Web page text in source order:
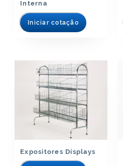
Interna
Iniciar cotação
Expositores Displays